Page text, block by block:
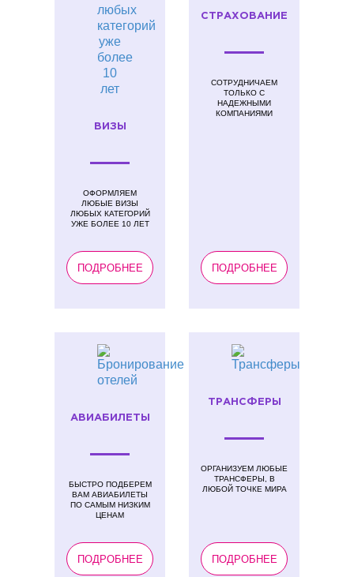
ВИЗЫ
ОФОРМЛЯЕМ
ЛЮБЫЕ ВИЗЫ
ЛЮБЫХ КАТЕГОРИЙ
УЖЕ БОЛЕЕ 10 ЛЕТ
ПОДРОБНЕЕ
СТРАХОВАНИЕ
СОТРУДНИЧАЕМ
ТОЛЬКО С
НАДЕЖНЫМИ
КОМПАНИЯМИ
ПОДРОБНЕЕ
АВИАБИЛЕТЫ
БЫСТРО ПОДБЕРЕМ
ВАМ АВИАБИЛЕТЫ
ПО САМЫМ НИЗКИМ
ЦЕНАМ
ПОДРОБНЕЕ
ТРАНСФЕРЫ
ОРГАНИЗУЕМ ЛЮБЫЕ
ТРАНСФЕРЫ, В
ЛЮБОЙ ТОЧКЕ МИРА
ПОДРОБНЕЕ